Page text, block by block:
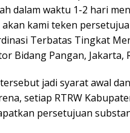
dalam waktu 1-2 hari
akan kami teken
Terbatas Tingkat
Bidang Pangan, Jakarta,
jadi syarat awal
setiap RTRW
persetujuan